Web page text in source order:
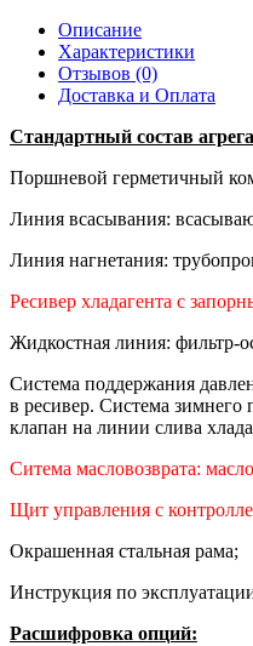
Описание
Характеристики
Отзывов (0)
Доставка и Оплата
Стандартный состав
Поршневой герметичный
Линия всасывания:
Линия нагнетания:
Ресивер хладагента с
Жидкостная линия: фильтр-
Система поддержания
в ресивер. Система зимнего
клапан на линии слива
Ситема масловозврата:
Щит управления с
Окрашенная стальная рама;
Инструкция по
Расшифровка опций: